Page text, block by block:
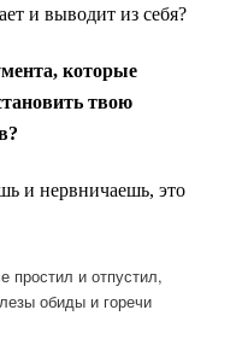
и выводит из себя?
которые
твою
и нервничаешь, это
простил и отпустил,
обиды и горечи